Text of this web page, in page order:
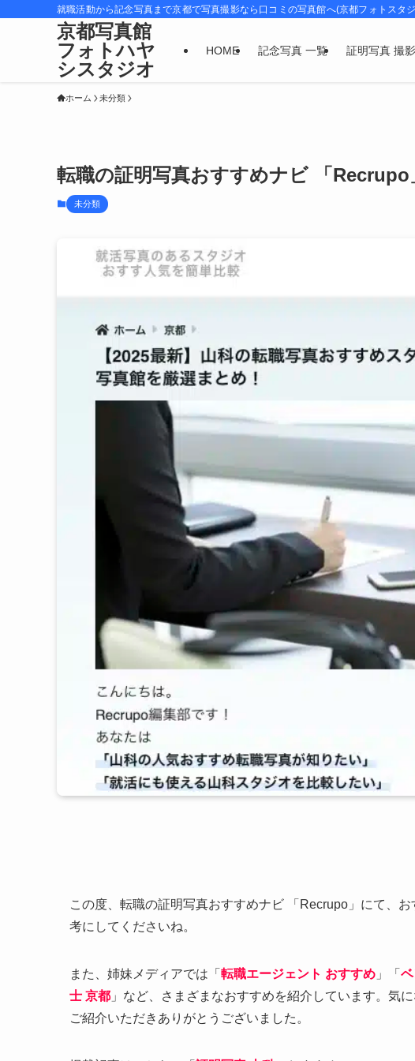
就職活動から記念写真まで京都で写真撮影なら口コミの写真館へ(京都フォトスタ
京都写真館
フォトハヤ
シスタジオ
HOME 記念写真 一覧 証明写真 撮
ホーム 未分類
転職の証明写真おすすめナビ 「Recrupo
未分類
この度、転職の証明写真おすすめナビ 「Recrupo」にて、
考にしてくださいね。
また、姉妹メディアでは「 転職エージェント おすすめ 」「
士 京都 」など、さまざまなおすすめを紹介しています。気
ご紹介いただきありがとうございました。